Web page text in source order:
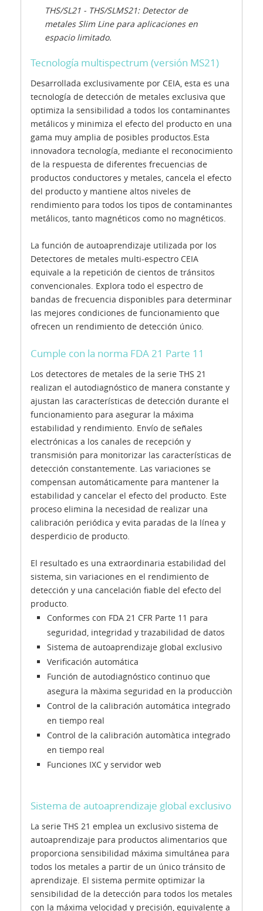
THS/SL21 - THS/SLMS21: Detector de
metales Slim Line para aplicaciones en
espacio limitado.
Tecnología multispectrum (versión MS21)
Desarrollada exclusivamente por CEIA, esta es una
tecnología de detección de metales exclusiva que
optimiza la sensibilidad a todos los contaminantes
metálicos y minimiza el efecto del producto en una
gama muy amplia de posibles productos.Esta
innovadora tecnología, mediante el reconocimiento
de la respuesta de diferentes frecuencias de
productos conductores y metales, cancela el efecto
del producto y mantiene altos niveles de
rendimiento para todos los tipos de contaminantes
metálicos, tanto magnéticos como no magnéticos.
La función de autoaprendizaje utilizada por los
Detectores de metales multi-espectro CEIA
equivale a la repetición de cientos de tránsitos
convencionales. Explora todo el espectro de
bandas de frecuencia disponibles para determinar
las mejores condiciones de funcionamiento que
ofrecen un rendimiento de detección único.
Cumple con la norma FDA 21 Parte 11
Los detectores de metales de la serie THS 21
realizan el autodiagnóstico de manera constante y
ajustan las características de detección durante el
funcionamiento para asegurar la máxima
estabilidad y rendimiento. Envío de señales
electrónicas a los canales de recepción y
transmisión para monitorizar las características de
detección constantemente. Las variaciones se
compensan automáticamente para mantener la
estabilidad y cancelar el efecto del producto. Este
proceso elimina la necesidad de realizar una
calibración periódica y evita paradas de la línea y
desperdicio de producto.
El resultado es una extraordinaria estabilidad del
sistema, sin variaciones en el rendimiento de
detección y una cancelación fiable del efecto del
producto.
Conformes con FDA 21 CFR Parte 11 para
seguridad, integridad y trazabilidad de datos
Sistema de autoaprendizaje global exclusivo
Verificación automática
Función de autodiagnóstico continuo que
asegura la màxima seguridad en la producciòn
Control de la calibración automática integrado
en tiempo real
Control de la calibración automàtica integrado
en tiempo real
Funciones IXC y servidor web
Sistema de autoaprendizaje global exclusivo
La serie THS 21 emplea un exclusivo sistema de
autoaprendizaje para productos alimentarios que
proporciona sensibilidad máxima simultánea para
todos los metales a partir de un único tránsito de
aprendizaje. El sistema permite optimizar la
sensibilidad de la detección para todos los metales
con la máxima velocidad y precisión, equivalente a